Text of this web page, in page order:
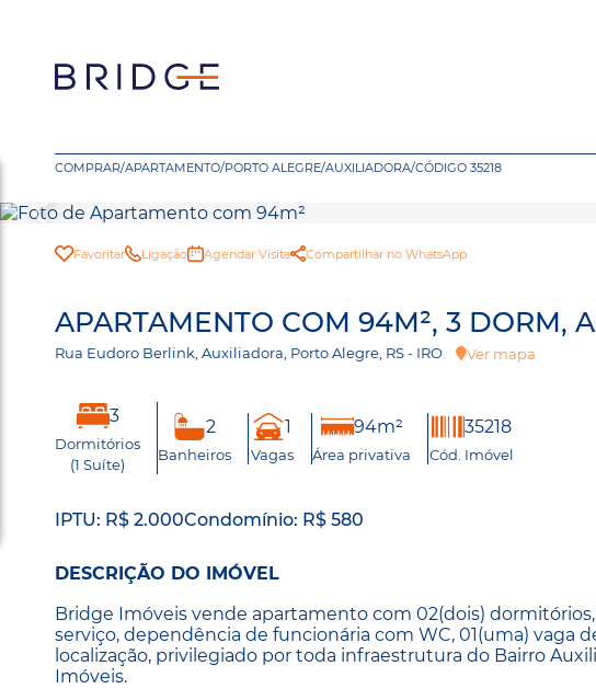
COMPRAR/APARTAMENTO/PORTO ALEGRE/AUXILIADORA/CÓDIGO 35218
Favoritar Ligação Agendar Visita Compartilhar no WhatsApp
APARTAMENTO COM 94M², 3 DORM,
Rua Eudoro Berlink, Auxiliadora, Porto Alegre, RS - IRO Ver mapa
3
Dormitórios
(1 Suíte)
2
Banheiros
1
Vagas
94m²
Área privativa
35218
Cód. Imóvel
IPTU: R$ 2.000Condomínio: R$ 580
DESCRIÇÃO DO IMÓVEL
Bridge Imóveis vende apartamento com 02(dois)
serviço, dependência de funcionária com WC, 01(uma) vaga
localização, privilegiado por toda infraestrutura do Bairro
Imóveis.